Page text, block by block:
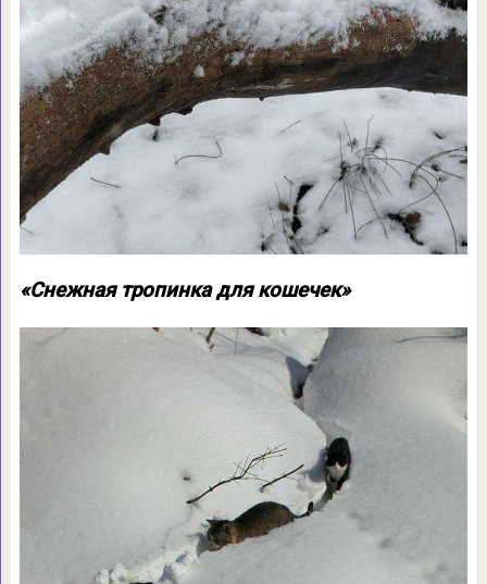
«Снежная тропинка для кошечек»